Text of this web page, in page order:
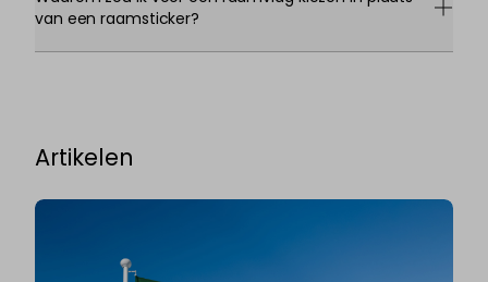
van een raamsticker?
Artikelen